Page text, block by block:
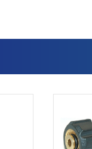
オーダーメイド）
ステンレスホ
ホワイトゴムホース